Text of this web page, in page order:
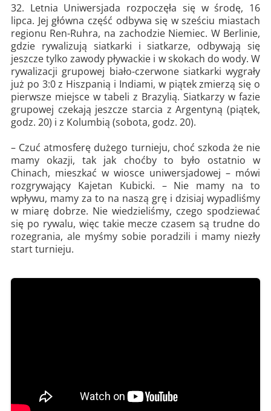
32. Letnia Uniwersjada rozpoczęła się w środę, 16
lipca. Jej główna część odbywa się w sześciu miastach
regionu Ren-Ruhra, na zachodzie Niemiec. W Berlinie,
gdzie rywalizują siatkarki i siatkarze, odbywają się
jeszcze tylko zawody pływackie i w skokach do wody. W
rywalizacji grupowej biało-czerwone siatkarki wygrały
już po 3:0 z Hiszpanią i Indiami, w piątek zmierzą się o
pierwsze miejsce w tabeli z Brazylią. Siatkarzy w fazie
grupowej czekają jeszcze starcia z Argentyną (piątek,
godz. 20) i z Kolumbią (sobota, godz. 20).
– Czuć atmosferę dużego turnieju, choć szkoda że nie
mamy okazji, tak jak choćby to było ostatnio w
Chinach, mieszkać w wiosce uniwersjadowej – mówi
rozgrywający Kajetan Kubicki. – Nie mamy na to
wpływu, mamy za to na naszą grę i dzisiaj wypadliśmy
w miarę dobrze. Nie wiedzieliśmy, czego spodziewać
się po rywalu, więc takie mecze czasem są trudne do
rozegrania, ale myśmy sobie poradzili i mamy niezły
start turnieju.